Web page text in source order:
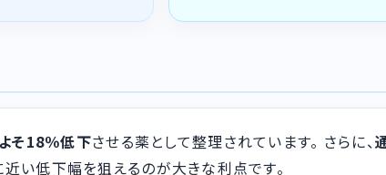
そ18％低下させる薬として整理されています。 さらに、
い低下幅を狙えるのが大きな利点です。